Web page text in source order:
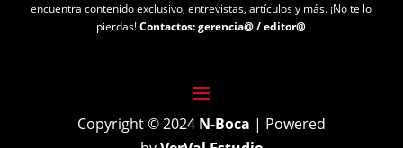
encuentra contenido exclusivo, entrevistas, artículos y más. ¡No te lo
pierdas!Contactos: gerencia@/editor@
Copyright © 2024 N-Boca | Powered